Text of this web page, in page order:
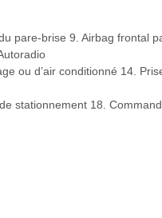
pare-brise 9. Airbag frontal
ou d’air conditionné 14.
stationnement 18.